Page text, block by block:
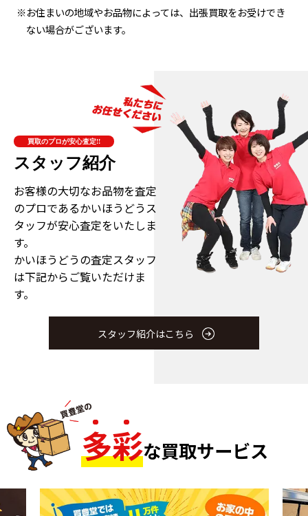
※お住まいの地域やお品物によっては、出張買取をお受けでき
ない場合がございます。
買取のプロが安心査定!!
スタッフ紹介
お客様の大切なお品物を査定
のプロであるかいほうどうス
タッフが安心査定をいたしま
す。
かいほうどうの査定スタッフ
は下記からご覧いただけま
す。
スタッフ紹介はこちら
多彩な買取サービス